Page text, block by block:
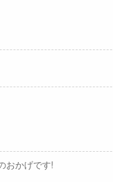
おかげです!